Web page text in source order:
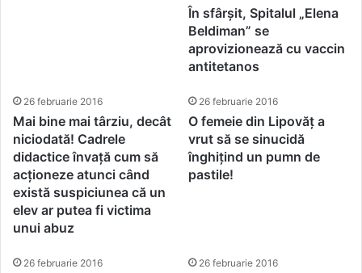
În sfârșit, Spitalul „Elena
Beldiman” se
aprovizionează cu vaccin
antitetanos
26 februarie 2016
Mai bine mai târziu, decât
niciodată! Cadrele
didactice învață cum să
acționeze atunci când
există suspiciunea că un
elev ar putea fi victima
unui abuz
26 februarie 2016
O femeie din Lipovăț a
vrut să se sinucidă
înghițind un pumn de
pastile!
26 februarie 2016 26 februarie 2016